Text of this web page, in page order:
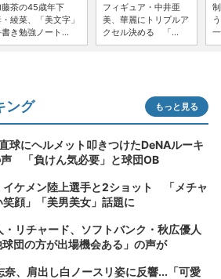
藤茶の45歳年下
綾菜、「美文字」
き勉強ノート...
フィギュア・中井亜
美、華麗にトリプルア
クセル決める 「...
ング もっと見る
球にヘルメット叩きつけたDeNAルーキ
「負けん気必要」と球団OB
イケメン陸上選手と2ショット 「メチャ
顔」「美男美女」話題に
リチャード、ソフトバンク・秋広優人
団の方が出場機会ある」の声が
奈、肩出し白ノースリ姿に反響...「可愛